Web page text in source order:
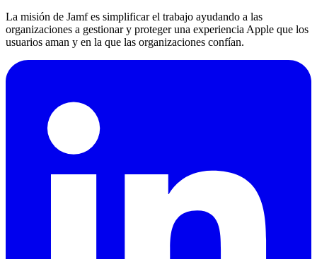
La misión de Jamf es simplificar el trabajo ayudando a las
organizaciones a gestionar y proteger una experiencia Apple que los
usuarios aman y en la que las organizaciones confían.